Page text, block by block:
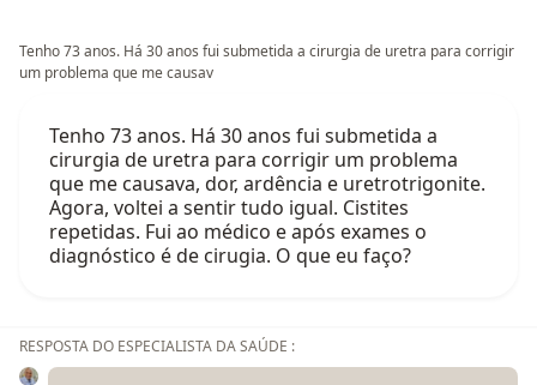
Tenho 73 anos. Há 30 anos fui submetida a cirurgia de uretra para corrigir
um problema que me causav
Tenho 73 anos. Há 30 anos fui submetida a
cirurgia de uretra para corrigir um problema
que me causava, dor, ardência e uretrotrigonite.
Agora, voltei a sentir tudo igual. Cistites
repetidas. Fui ao médico e após exames o
diagnóstico é de cirugia. O que eu faço?
RESPOSTA DO ESPECIALISTA DA SAÚDE :